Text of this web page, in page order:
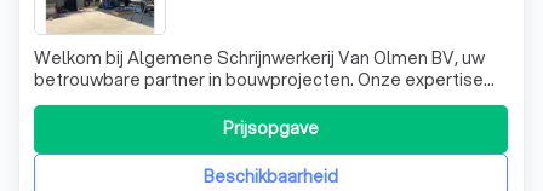
Welkom bij Algemene Schrijnwerkerij Van Olmen BV, uw
betrouwbare partner in bouwprojecten. Onze expertise
ligt in het ontwerpen en vervaardigen van tuinhuizen,
carports, gevelbekleding en buitenschrijnwerk. Met onze
jarenlange ervaring en vakmanschap, creëren we
hoogwaardige houten constructies die
Beschikbaarheid
Prijsopgave